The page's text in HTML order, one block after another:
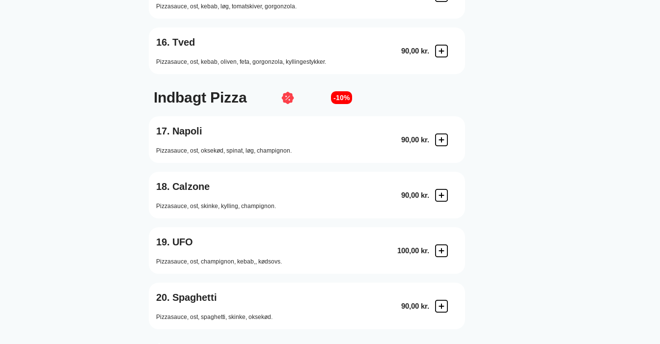
Pizzasauce, ost, kebab, løg, tomatskiver, gorgonzola.
16. Tved
Pizzasauce, ost, kebab, oliven, feta, gorgonzola, kyllingestykker.
90,00 kr.
Indbagt Pizza -10%
17. Napoli
Pizzasauce, ost, oksekød, spinat, løg, champignon.
90,00 kr.
18. Calzone
Pizzasauce, ost, skinke, kylling, champignon.
90,00 kr.
19. UFO
Pizzasauce, ost, champignon, kebab,, kødsovs.
100,00 kr.
20. Spaghetti
Pizzasauce, ost, spaghetti, skinke, oksekød.
90,00 kr.